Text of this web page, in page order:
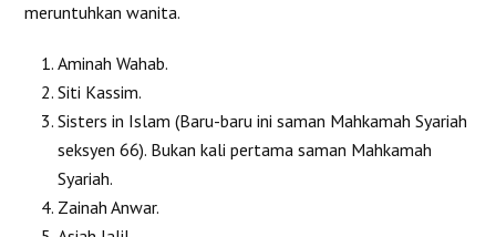
meruntuhkan wanita.
Aminah Wahab.
Siti Kassim.
Sisters in Islam (Baru-baru ini saman Mahkamah Syariah
seksyen 66). Bukan kali pertama saman Mahkamah
Syariah.
Zainah Anwar.